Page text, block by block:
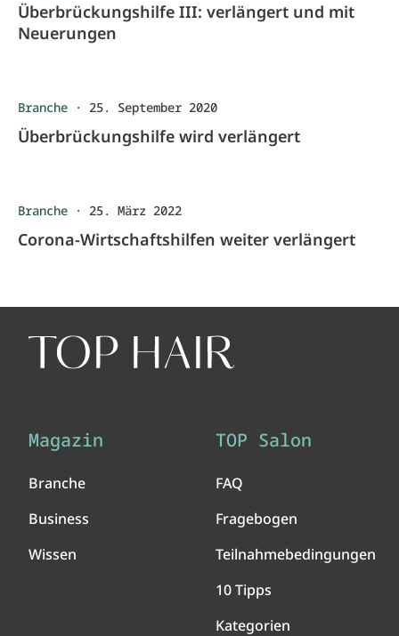
Überbrückungshilfe III: verlängert und mit
Neuerungen
Branche · 25. September 2020
Überbrückungshilfe wird verlängert
Branche · 25. März 2022
Corona-Wirtschaftshilfen weiter verlängert
Magazin
Branche
Business
Wissen
TOP Salon
FAQ
Fragebogen
Teilnahmebedingungen
10 Tipps
Kategorien